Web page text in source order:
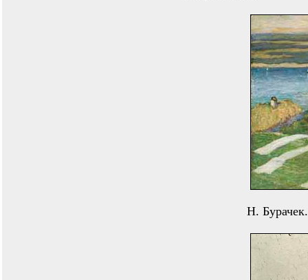
Н.